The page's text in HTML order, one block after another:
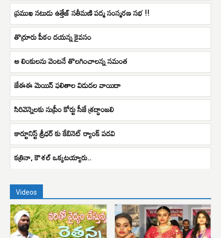
ప్రముఖ నటుడు ఉత్తేజ్ సతీమణి పద్మ సంస్మరణ సభ !!
తొర్రూరు పీఠం దయన్న కైవసం
ఆ లింకులను వెంటనే తొలగించాలన్న సమంత
జేఈఈ మెయిన్‌ ఫలితాల విడుదల వాయిదా
సిరివెన్నెలకు సుప్రీం కోర్టు సీజే శ్రద్ధాంజలి
కార్టూనిస్ట్ శ్రీధర్ కు కేబినెట్ ర్యాంక్ పదవి
కత్రినా, కౌశల్ ఒక్కటయ్యారు..
Videos